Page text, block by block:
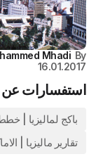
By
Mhadi
16.01.2017
استفسارات
باكج لماليزيا |
تقارير ماليزيا |